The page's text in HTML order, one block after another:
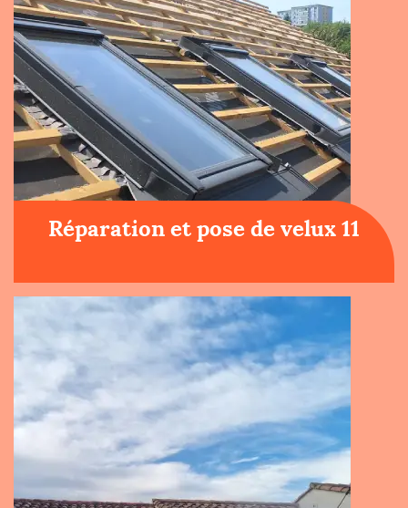
Réparation et pose de velux 11